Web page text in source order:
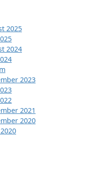
2025
2024
2023
2021
2020